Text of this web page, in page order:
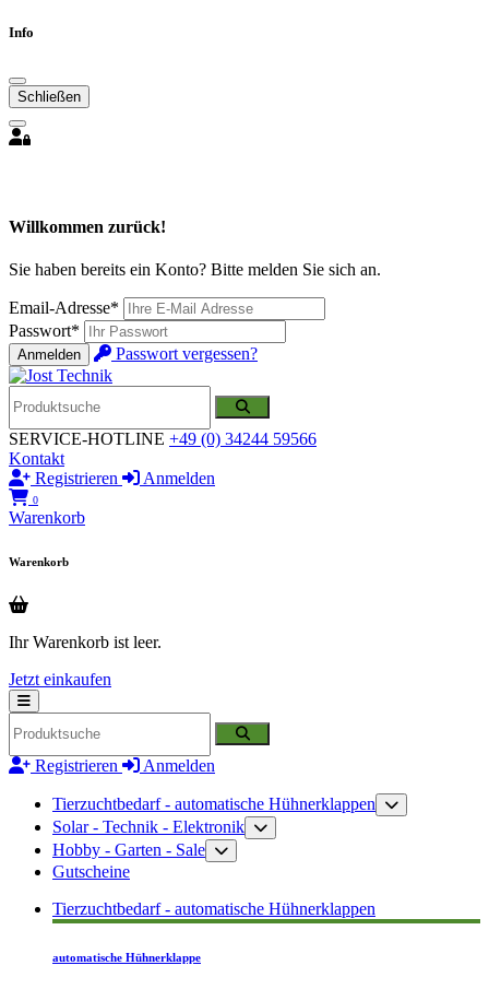
Info
Schließen
Willkommen zurück!
Sie haben bereits ein Konto? Bitte melden Sie sich an.
Email-Adresse*
Passwort*
Anmelden Passwort vergessen?
SERVICE-HOTLINE +49 (0) 34244 59566
Kontakt
Registrieren
Anmelden
0
Warenkorb
Warenkorb
Ihr Warenkorb ist leer.
Jetzt einkaufen
Registrieren Anmelden
Tierzuchtbedarf - automatische Hühnerklappen
Solar - Technik - Elektronik
Hobby - Garten - Sale
Gutscheine
Tierzuchtbedarf - automatische Hühnerklappen
automatische Hühnerklappe